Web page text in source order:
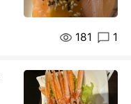
181 1